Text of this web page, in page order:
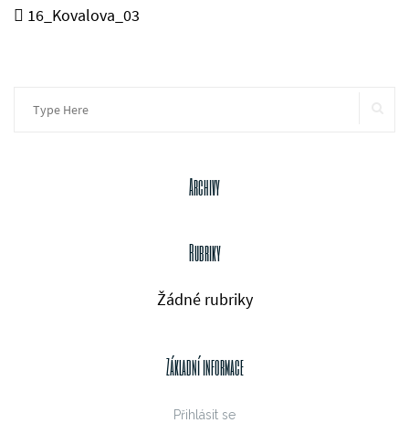
16_Kovalova_03
Search
Archivy
Rubriky
Žádné rubriky
Základní informace
Přihlásit se